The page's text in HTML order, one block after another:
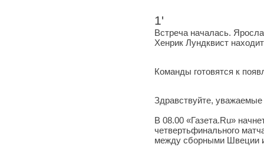
1'
Встреча началась.
Хенрик Лундквист
Команды готовятся к
Здравствуйте, уважаемые
В 08.00 «Газета.Ru»
четвертьфинального
между сборными Швеции